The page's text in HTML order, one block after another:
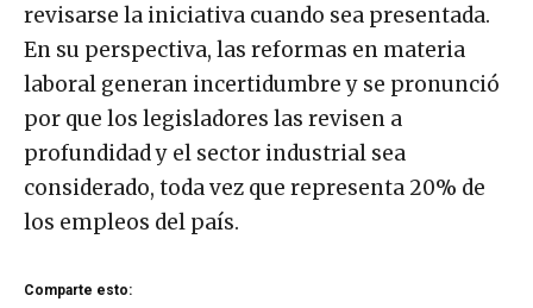
revisarse la iniciativa cuando sea presentada.
En su perspectiva, las reformas en materia
laboral generan incertidumbre y se pronunció
por que los legisladores las revisen a
profundidad y el sector industrial sea
considerado, toda vez que representa 20% de
los empleos del país.
Comparte esto: